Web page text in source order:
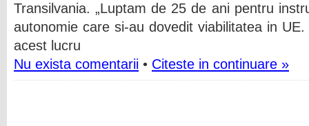
Transilvania. „Luptam de 25 de ani pentru
autonomie care si-au dovedit viabilitatea in
acest lucru
Nu exista comentarii • Citeste in continuare »